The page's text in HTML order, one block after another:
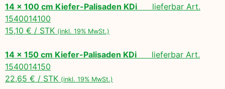
14 x 100 cm Kiefer-Palisaden KDi lieferbar Art.
1540014100
15,10 € / STK (inkl. 19% MwSt.)
14 x 150 cm Kiefer-Palisaden KDi lieferbar Art.
1540014150
22,65 € / STK (inkl. 19% MwSt.)